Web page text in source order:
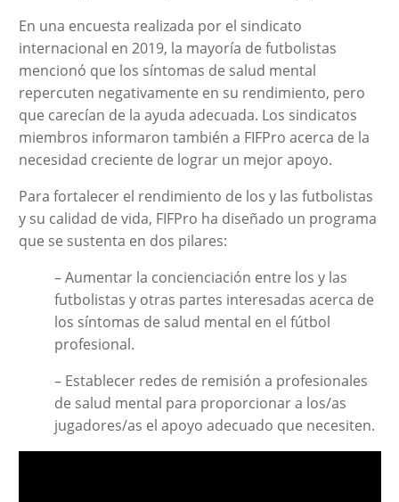
En una encuesta realizada por el sindicato
internacional en 2019, la mayoría de futbolistas
mencionó que los síntomas de salud mental
repercuten negativamente en su rendimiento, pero
que carecían de la ayuda adecuada. Los sindicatos
miembros informaron también a FIFPro acerca de la
necesidad creciente de lograr un mejor apoyo.
Para fortalecer el rendimiento de los y las futbolistas
y su calidad de vida, FIFPro ha diseñado un programa
que se sustenta en dos pilares:
– Aumentar la concienciación entre los y las
futbolistas y otras partes interesadas acerca de
los síntomas de salud mental en el fútbol
profesional.
– Establecer redes de remisión a profesionales
de salud mental para proporcionar a los/as
jugadores/as el apoyo adecuado que necesiten.